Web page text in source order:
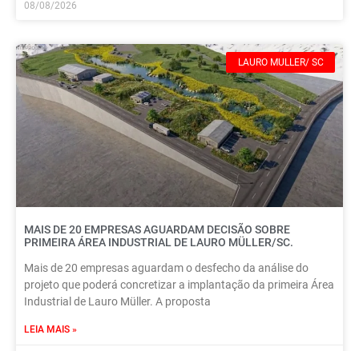
08/08/2026
LAURO MULLER/ SC
MAIS DE 20 EMPRESAS AGUARDAM DECISÃO SOBRE
PRIMEIRA ÁREA INDUSTRIAL DE LAURO MÜLLER/SC.
Mais de 20 empresas aguardam o desfecho da análise do
projeto que poderá concretizar a implantação da primeira Área
Industrial de Lauro Müller. A proposta
LEIA MAIS »